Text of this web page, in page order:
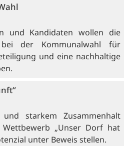
und Kandidaten wollen die
der Kommunalwahl für
und eine nachhaltige
starkem Zusammenhalt
„Unser Dorf hat
unter Beweis stellen.